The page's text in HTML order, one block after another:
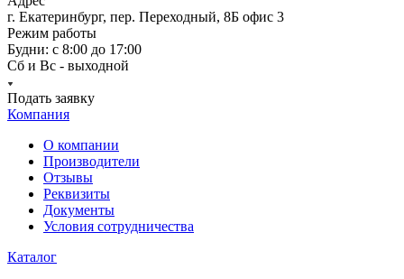
г. Екатеринбург, пер. Переходный, 8Б офис 3
Режим работы
Будни: с 8:00 до 17:00
Сб и Вс - выходной
Подать заявку
Компания
О компании
Производители
Отзывы
Реквизиты
Документы
Условия сотрудничества
Каталог